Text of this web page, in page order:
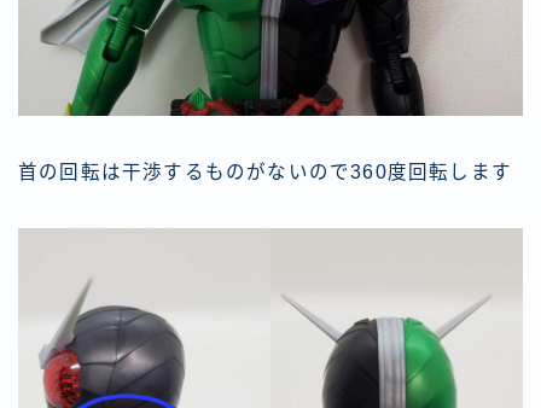
首の回転は干渉するものがないので360度回転します